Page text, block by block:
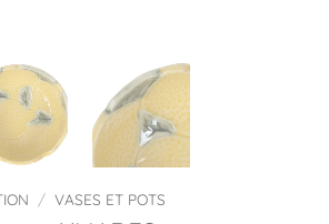
/ VASES ET POTS